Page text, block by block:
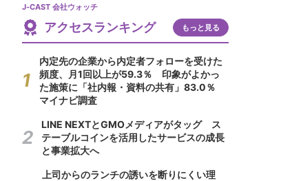
J-CAST 会社ウォッチ
アクセスランキング もっと見る
内定先の企業から内定者フォローを受けた
頻度、月1回以上が59.3％ 印象がよかっ
た施策に「社内報・資料の共有」83.0％
マイナビ調査
LINE NEXTとGMOメディアがタッグ ス
テーブルコインを活用したサービスの成長
と事業拡大へ
上司からのランチの誘いを断りにくい理